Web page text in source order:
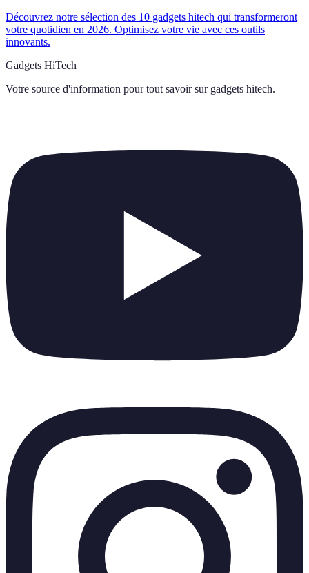
Découvrez notre sélection des 10 gadgets hitech qui transformeront
votre quotidien en 2026. Optimisez votre vie avec ces outils
innovants.
Gadgets HiTech
Votre source d'information pour tout savoir sur gadgets hitech.